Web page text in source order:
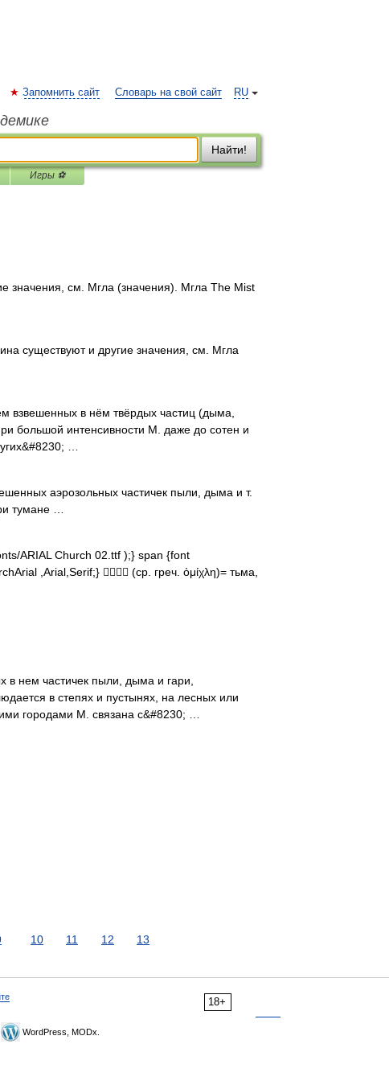
RU
Запомнить сайт Словарь на свой сайт
Найти!
Игры ⚽
значения, см. Мгла (значения). Мгла The Mist
существуют и другие значения, см. Мгла
в нём твёрдых частиц (дыма,
большой интенсивности М. даже до сотен и
…
аэрозольных частичек пыли, дыма и т.
тумане …
ARIAL Church 02.ttf );} span {font
,Arial,Serif;}  (ср. греч. ὀμίχλη)= тьма,
в нем частичек пыли, дыма и гари,
в степях и пустынях, на лесных или
городами М. связана с&#8230; …
10 11 12 13
18+
WordPress, MODx.